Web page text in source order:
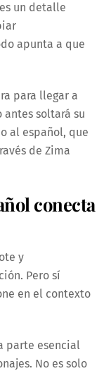
un detalle
apunta a que
para llegar a
antes soltará su
al español, que
de Zima
conecta
y
Pero sí
en el contexto
parte esencial
No es solo